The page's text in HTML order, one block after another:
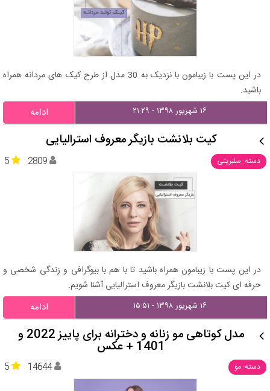
در این پست با زیبامون با نزدیک به 30 مدل از طرح کیک های مردانه همراه
باشید.
۱۶ شهریور ۱۳۹۸ - ۲۱:۲۹ ادامه
کیت بلانشت بازیگر معروف استرالیایی
دسته: سلبریتی 5 2809
در این پست با زیبامون همراه باشید تا با هم با بیوگرافی و زندگی شخصی و
حرفه ای کیت بلانشت بازیگر معروف استرالیایی آشنا شویم.
۱۶ شهریور ۱۳۹۸ - ۱۵:۵۱ ادامه
مدل کوتاهی مو زنانه و دخترانه برای پاییز 2022 و
1401 + عکس
دسته: مو 5 14644